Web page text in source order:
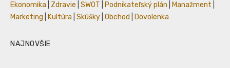
Ekonomika
Zdravie SWOT Podnikateľský plán Manažment
Marketing
Kultúra Skúšky Obchod Dovolenka
NAJNOVŠIE